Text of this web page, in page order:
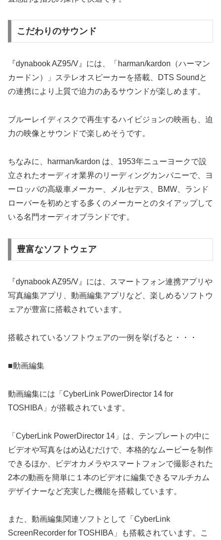
こだわりのサウンド
『dynabook AZ95/V』には、「harman/kardon（ハーマン
カードン）」ステレオスピーカーを搭載、DTS Soundと
の連携により上質で迫力のあるサウンドが楽しめます。
ブルーレイディスクで再生するハイビジョンの映画も、迫
力の映像とサウンドで楽しめそうです。
ちなみに、harman/kardon は、1953年ニューヨークで設
立されたオーディオ業界のリーディングカンパニーで、ヨ
ーロッパの高級車メーカー、メルセデス、BMW、ランド
ローバーを初めとする多くのメーカーとのタイアップして
いる名門オーディオブランドです。
豊富なソフトウェア
『dynabook AZ95/V』には、スマートフォン連携アプリや
写真編集アプリ、動画編集アプリなど、楽しめるソフトウ
ェアが豊富に搭載されています。
搭載されているソフトウェアの一例を挙げると・・・
■動画編集
動画編集には「CyberLink PowerDirector 14 for
TOSHIBA」が搭載されています。
「CyberLink PowerDirector 14」は、テンプレートの中に
ビデオや写真をはめ込むだけで、本格的なムービーを制作
できるほか、ビデオカメラやスマートフォンで撮影された
2本の動画を簡単に１本のビデオに編集できるマルチカム
デザイナーなど充実した機能を搭載しています。
また、動画編集関連ソフトとして「CyberLink
ScreenRecorder for TOSHIBA」も搭載されています。こ